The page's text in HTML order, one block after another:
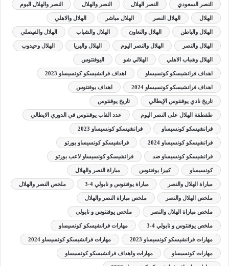
النصر السعودي النصر الهلال النصر والهلال النصر والهلال اليوم
الهلال الهلال النصر الهلال مباشر الهلال والاهلي
الهلال والباطن الهلال والتعاون الهلال والشباب الهلال والفيصلي
الهلال والنصر الهلال والنصر اليوم الهلال واليريا الهلال وحيدوب
الهلال وشباب الاهلي الهلالي شو اليوفنتوس
اهداف فرانشيسكو كونسيساو اهداف فرانشيسكو كونسيساو 2023
اهداف فرانشيسكو كونسيساو 2024 اهداف يوفنتوس
تاريخ نادي يوفنتوس الإيطالي تاريخ يوفنتوس
طقطقة الهلال على النصر اليوم عدد القاب يوفنتوس في الدوري الايطالي
فرانشيسكو كونسيساو فرانشيسكو كونسيساو 2023
فرانشيسكو كونسيساو 2024 فرانشيسكو كونسيساو بورتو
فرانشيسكو كونسيساو ضد فرانشيسكو كونسيساو لاعب بورتو
كونسيساو كييزا يوفنتوس مباراة النصر والهلال
مباراة الهلال والنصر مباراة يوفنتوس و نابولي 4-3 ملخص النصر والهلال
ملخص الهلال والنصر ملخص مباراة النصر والهلال
ملخص مباراة الهلال والنصر ملخص يوفنتوس و نابولي
ملخص يوفنتوس و نابولي 4-3 مهارات فرانشيسكو كونسيساو
مهارات فرانشيسكو كونسيساو 2023 مهارات فرانشيسكو كونسيساو 2024
مهارات كونسيساو مهارات واهداف فرانشيسكو كونسيساو